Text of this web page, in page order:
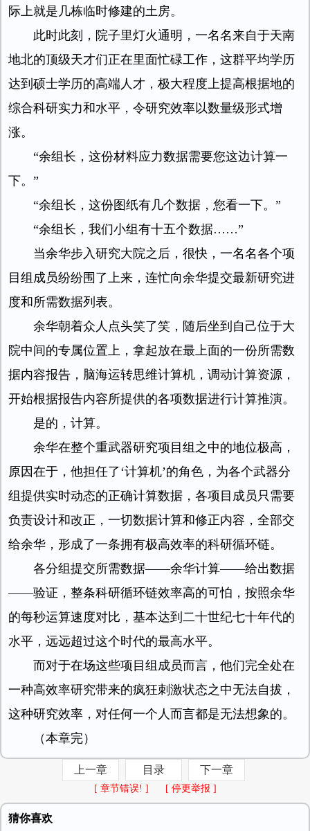
际上就是几栋临时修建的土房。
此时此刻，院子里灯火通明，一名名来自于天南
地北的顶级天才们正在里面忙碌工作，这群平均学历
达到硕士学历的高端人才，极大程度上提高根据地的
综合科研实力和水平，令研究效率以数量级形式增
涨。
“余组长，这份材料应力数据需要您这边计算一
下。”
“余组长，这份图纸有几个数据，您看一下。”
“余组长，我们小组有十五个数据……”
当余华步入研究大院之后，很快，一名名各个项
目组成员纷纷围了上来，连忙向余华提交最新研究进
度和所需数据列表。
余华朝着众人点头笑了笑，随后坐到自己位于大
院中间的专属位置上，拿起放在最上面的一份所需数
据内容报告，脑海运转思维计算机，调动计算资源，
开始根据报告内容所提供的各项数据进行计算推演。
是的，计算。
余华在整个重武器研究项目组之中的地位极高，
原因在于，他担任了‘计算机’的角色，为各个武器分
组提供实时动态的正确计算数据，各项目成员只需要
负责设计和改正，一切数据计算和修正内容，全部交
给余华，形成了一条拥有极高效率的科研循环链。
各分组提交所需数据——余华计算——给出数据
——验证，整条科研循环链效率高的可怕，按照余华
的每秒运算速度对比，基本达到二十世纪七十年代的
水平，远远超过这个时代的最高水平。
而对于在场这些项目组成员而言，他们完全处在
一种高效率研究带来的疯狂刺激状态之中无法自拔，
这种研究效率，对任何一个人而言都是无法想象的。
（本章完）
上一章 目录 下一章
[ 章节错误! ] [ 停更举报 ]
猜你喜欢